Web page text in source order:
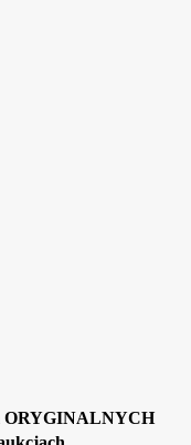
ORYGINALNYCH